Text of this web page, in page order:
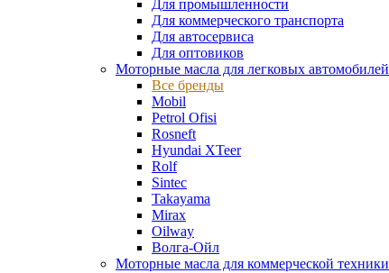
Для промышленности
Для коммерческого транспорта
Для автосервиса
Для оптовиков
Моторные масла для легковых автомобилей
Все бренды
Mobil
Petrol Ofisi
Rosneft
Hyundai XTeer
Rolf
Sintec
Takayama
Mirax
Oilway
Волга-Ойл
Моторные масла для коммерческой техники